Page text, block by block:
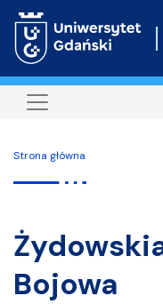
Strona główna
Żydowskia Organizacja
Bojowa